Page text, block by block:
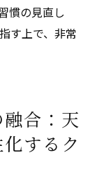
慣の見直し
す上で、非常
合：天
するク